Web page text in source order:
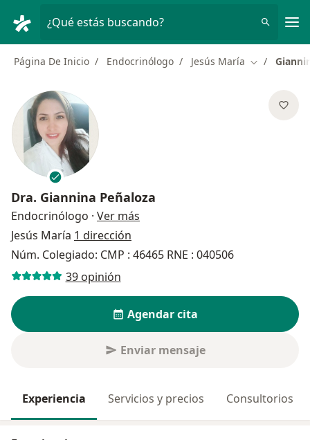
¿Qué estás buscando?
Página De Inicio Endocrinólogo Jesús María Cambiar de
Dra. Giannina Peñaloza
Endocrinólogo · Ver más
Jesús María 1 dirección
Núm. Colegiado: CMP : 46465 RNE : 040506
39 opinión
Agendar cita
Enviar mensaje
Experiencia Servicios y precios Consultorios